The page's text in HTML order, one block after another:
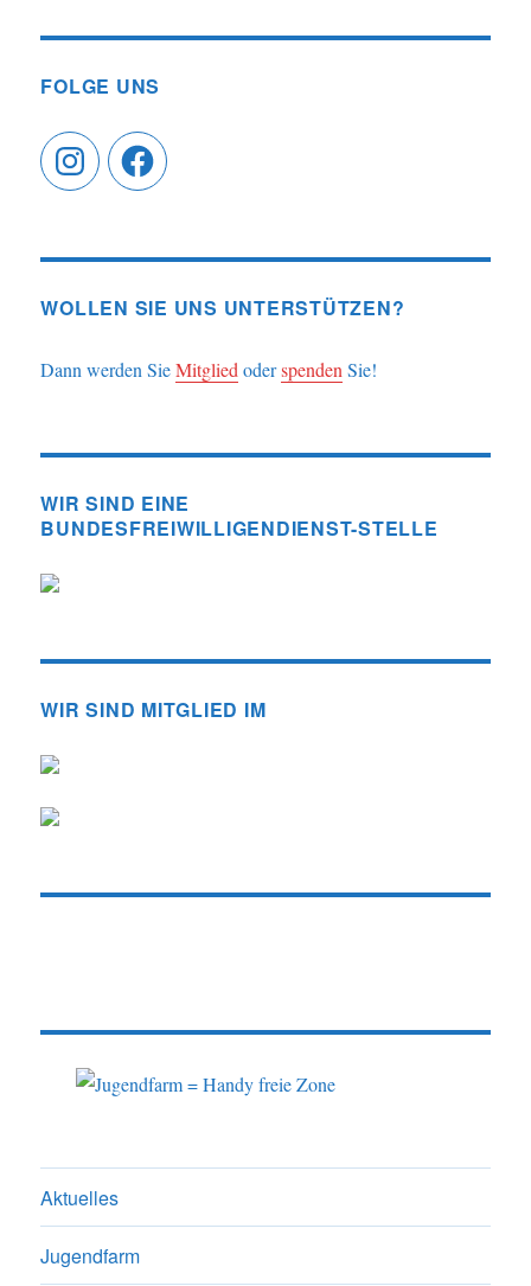
FOLGE UNS
InstagramFacebook
WOLLEN SIE UNS UNTERSTÜTZEN?
Dann werden SieMitgliedoderspendenSie!
WIR SIND EINE
BUNDESFREIWILLIGENDIENST-STELLE
WIR SIND MITGLIED IM
Aktuelles
Jugendfarm